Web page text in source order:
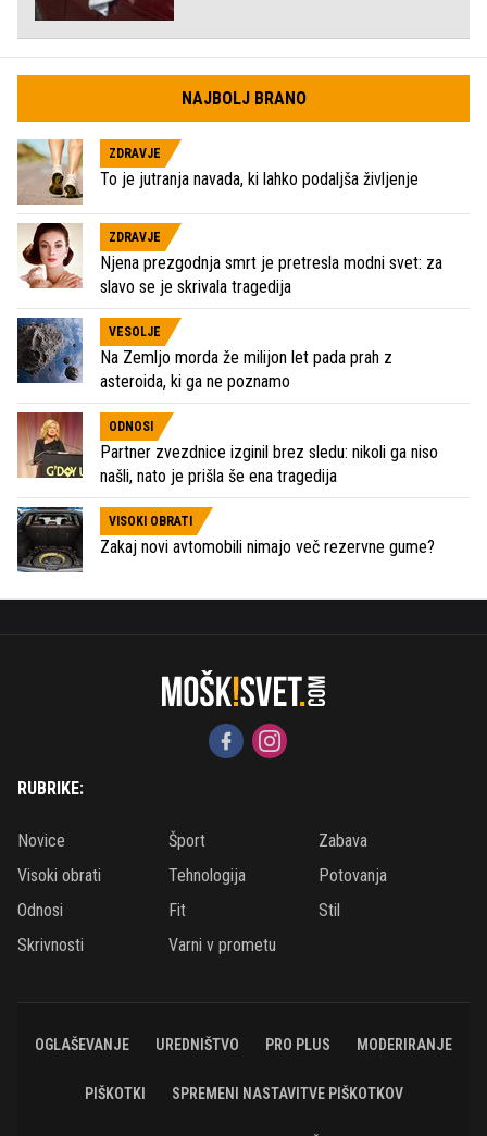
NAJBOLJ BRANO
ZDRAVJE
To je jutranja navada, ki lahko podaljša življenje
ZDRAVJE
Njena prezgodnja smrt je pretresla modni svet: za
slavo se je skrivala tragedija
VESOLJE
Na Zemljo morda že milijon let pada prah z
asteroida, ki ga ne poznamo
ODNOSI
Partner zvezdnice izginil brez sledu: nikoli ga niso
našli, nato je prišla še ena tragedija
VISOKI OBRATI
Zakaj novi avtomobili nimajo več rezervne gume?
RUBRIKE:
Novice Šport
Zabava
Visoki obrati
Tehnologija
Potovanja
Odnosi
Fit
Stil
Skrivnosti
Varni v prometu
OGLAŠEVANJE UREDNIŠTVO PRO PLUS MODERIRANJE
PIŠKOTKI SPREMENI NASTAVITVE PIŠKOTKOV